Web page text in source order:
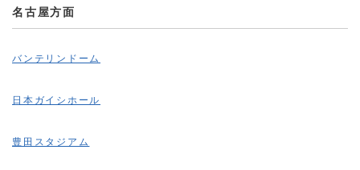
名古屋方面
バンテリンドーム
日本ガイシホール
豊田スタジアム